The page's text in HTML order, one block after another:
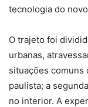
tecnologia do
O trajeto foi
urbanas,
situações comuns
paulista; a
no interior. A